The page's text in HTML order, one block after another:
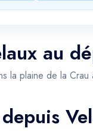
au
la plaine de la